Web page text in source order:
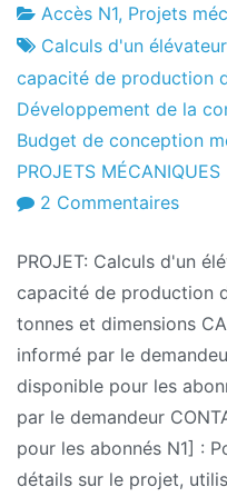
Usine
de
projets
10
le
novembre
2011
Accès N1, Projets
Calculs d'un
capacité de production
Développement de la
Budget de conception
PROJETS MÉCANIQUES
2 Commentairessur
de
11/
d'un
à
PROJET: Calculs d'un
capacité de production
tonnes et dimensions
informé par le
disponible pour les
par le demandeur
pour les abonnés N1] :
détails sur le projet,